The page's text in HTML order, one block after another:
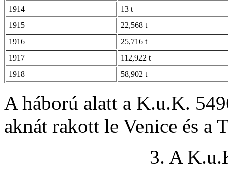
1914
13 t
1915
22,568 t
1916
25,716 t
1917
112,922 t
1918
58,902 t
A háború alatt a K.u.K.
aknát rakott le Venice és a
3. A